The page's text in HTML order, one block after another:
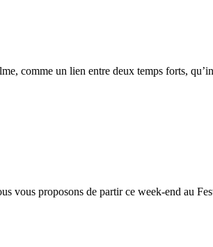
comme un lien entre deux temps forts,
vous proposons de partir ce week-end au